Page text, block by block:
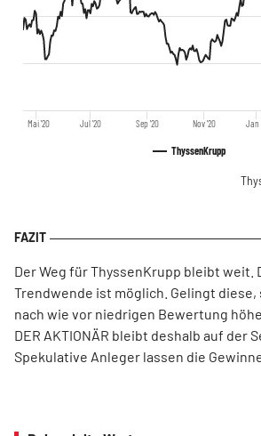
ThyssenKrupp
Mai '20 Jul '20 Sep '20 Nov '20 Jan
Der Weg für ThyssenKrupp bleibt weit.
Trendwende ist möglich. Gelingt
nach wie vor niedrigen Bewertung
DER AKTIONÄR bleibt deshalb auf der
Spekulative Anleger lassen die